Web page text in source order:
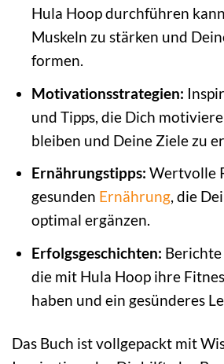
Hula Hoop durchführen
Muskeln zu stärken und
formen.
Motivationsstrategien:
und Tipps, die Dich
bleiben und Deine Ziele zu
Ernährungstipps: Wertvolle
gesunden Ernährung, die
optimal ergänzen.
Erfolgsgeschichten:
die mit Hula Hoop ihre
haben und ein gesünderes
Das Buch ist vollgepackt mit